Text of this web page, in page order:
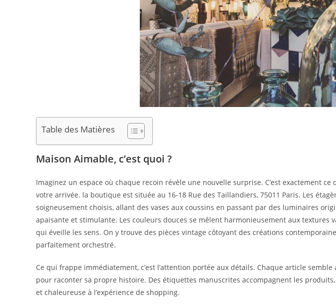
Table des Matières
Maison Aimable, c’est quoi ?
Imaginez un espace où chaque recoin révèle une nouvelle surprise. C’est exactement
votre arrivée. la boutique est située au 16-18 Rue des Taillandiers, 75011 Paris. Les
soigneusement choisis, allant des vases aux coussins en passant par des luminaires
apaisante et stimulante. Les couleurs douces se mêlent harmonieusement aux textures
qui éveille les sens. On y trouve des pièces vintage côtoyant des créations
parfaitement orchestré.
Ce qui frappe immédiatement, c’est l’attention portée aux détails. Chaque article semble
pour raconter sa propre histoire. Des étiquettes manuscrites accompagnent les
et chaleureuse à l’expérience de shopping.